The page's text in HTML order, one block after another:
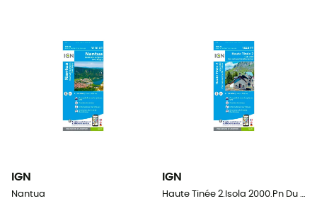
IGN
Nantua
IGN
Haute Tinée 2.Isola 2000.Pn Du Mercantour